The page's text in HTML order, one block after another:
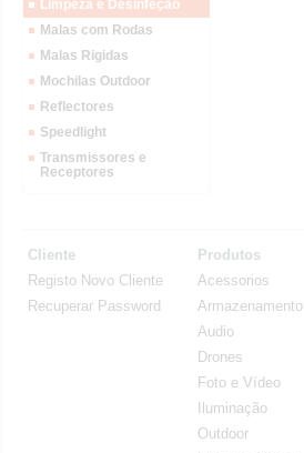
Limpeza e Desinfeção
Malas com Rodas
Malas Rigidas
Mochilas Outdoor
Reflectores
Speedlight
Transmissores e
Receptores
Cliente
Registo Novo Cliente
Recuperar Password
Produtos
Acessorios
Armazenamento
Audio
Drones
Foto e Vídeo
Iluminação
Outdoor